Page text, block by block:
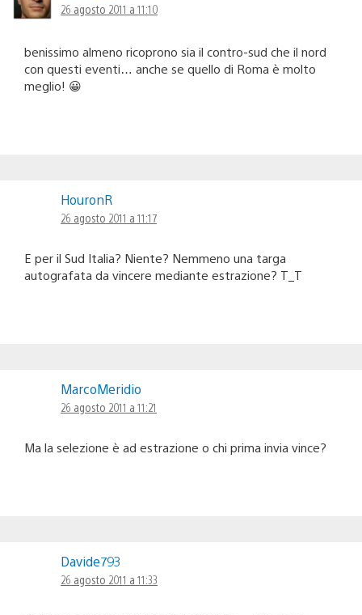
26 agosto 2011 a 11:10
benissimo almeno ricoprono sia il contro-sud che il nord
con questi eventi… anche se quello di Roma è molto
meglio! 😀
HouronR
26 agosto 2011 a 11:17
E per il Sud Italia? Niente? Nemmeno una targa
autografata da vincere mediante estrazione? T_T
MarcoMeridio
26 agosto 2011 a 11:21
Ma la selezione è ad estrazione o chi prima invia vince?
Davide793
26 agosto 2011 a 11:33